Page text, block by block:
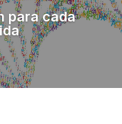
para cada